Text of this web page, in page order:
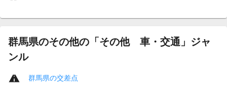
群馬県のその他の「その他 車・交通」ジャ
ンル
群馬県の交差点